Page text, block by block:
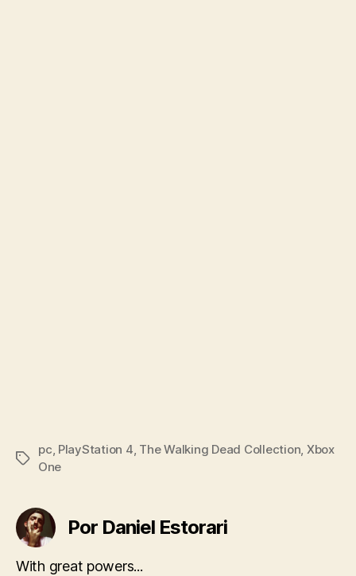
Tags
pc, PlayStation 4, The Walking Dead Collection, Xbox
One
Por Daniel Estorari
With great powers...